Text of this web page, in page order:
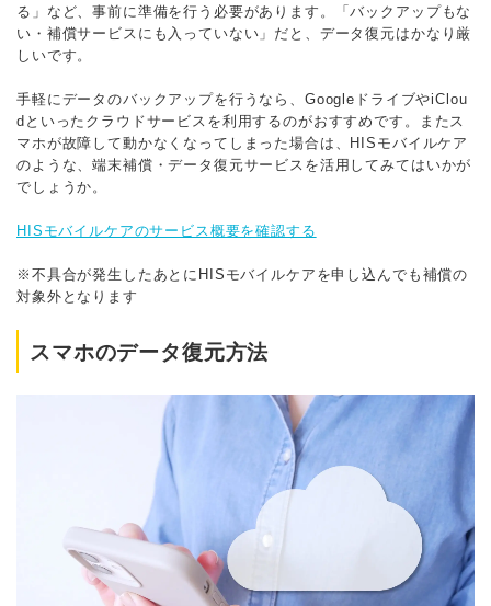
る」など、事前に準備を行う必要があります。「バックアップもな
い・補償サービスにも入っていない」だと、データ復元はかなり厳
しいです。
手軽にデータのバックアップを行うなら、GoogleドライブやiClou
dといったクラウドサービスを利用するのがおすすめです。またス
マホが故障して動かなくなってしまった場合は、HISモバイルケア
のような、端末補償・データ復元サービスを活用してみてはいかが
でしょうか。
HISモバイルケアのサービス概要を確認する
※不具合が発生したあとにHISモバイルケアを申し込んでも補償の
対象外となります
スマホのデータ復元方法